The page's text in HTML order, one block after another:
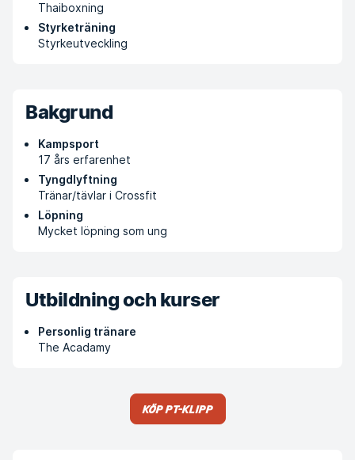
Thaiboxning
Styrketräning
Styrkeutveckling
Bakgrund
Kampsport
17 års erfarenhet
Tyngdlyftning
Tränar/tävlar i Crossfit
Löpning
Mycket löpning som ung
Utbildning och kurser
Personlig tränare
The Acadamy
Köp PT-klipp